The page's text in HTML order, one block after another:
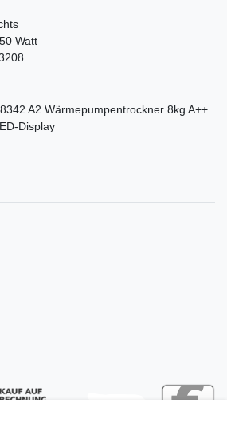
Watt
A2 Wärmepumpentrockner 8kg A++
Display